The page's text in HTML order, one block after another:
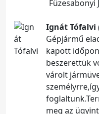
Füzesabonyi
Ignát Tófalvi
Gépjármű
kapott
beszerettük
várolt
meg az